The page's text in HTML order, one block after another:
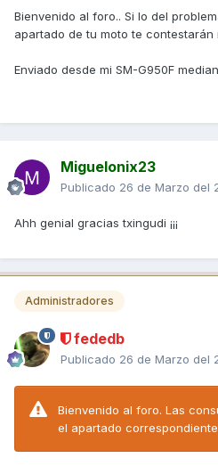
Bienvenido al foro.. Si lo del
apartado de tu moto te contestarán
Enviado desde mi SM-G950F
Miguelonix23
Publicado 26 de Marzo del
Ahh genial gracias txingudi ¡¡¡
Administradores
fededb
Publicado 26 de Marzo del
Bienvenido al foro. Las
el apartado